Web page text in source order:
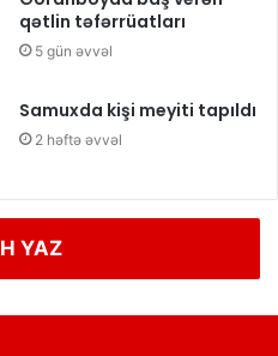
qətlin təfərrüatları
5 gün əvvəl
Samuxda kişi meyiti tapıldı
2 həftə əvvəl
YAZ